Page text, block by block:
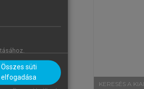
Judit,
és sokfelé
Egészében a
KERESÉS A
Összes süti
elfogadása